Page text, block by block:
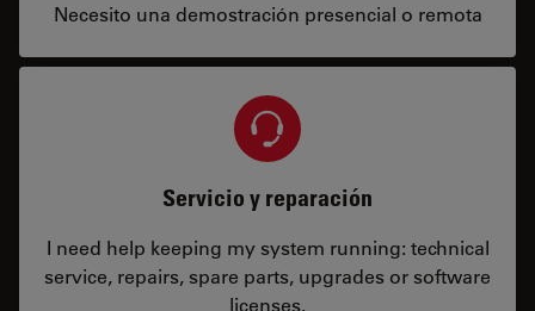
Necesito una demostración presencial o remota
Servicio y reparación
I need help keeping my system running: technical
service, repairs, spare parts, upgrades or software
licenses.